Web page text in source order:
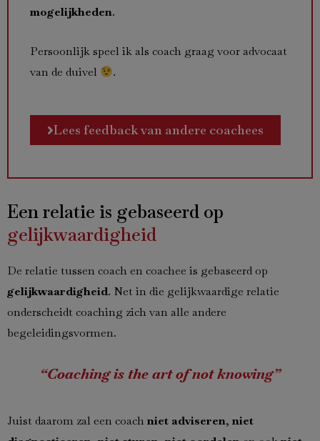
mogelijkheden.
Persoonlijk speel ik als coach graag voor advocaat
van de duivel
.
Lees feedback van andere coachees
Een relatie is gebaseerd op
gelijkwaardigheid
De relatie tussen coach en coachee is gebaseerd op
gelijkwaardigheid. Net in die gelijkwaardige relatie
onderscheidt coaching zich van alle andere
begeleidingsvormen.
“Coaching is the art of not knowing”
Juist daarom zal een coach niet adviseren, niet